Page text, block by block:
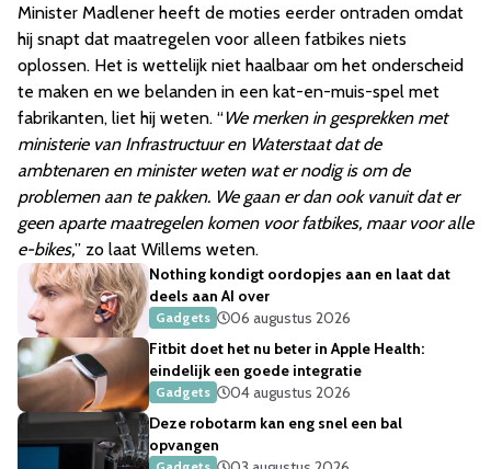
Minister Madlener heeft de moties eerder ontraden omdat
hij snapt dat maatregelen voor alleen fatbikes niets
oplossen. Het is wettelijk niet haalbaar om het onderscheid
te maken en we belanden in een kat-en-muis-spel met
fabrikanten, liet hij weten. “We merken in gesprekken met
ministerie van Infrastructuur en Waterstaat dat de
ambtenaren en minister weten wat er nodig is om de
problemen aan te pakken. We gaan er dan ook vanuit dat er
geen aparte maatregelen komen voor fatbikes, maar voor alle
e-bikes,” zo laat Willems weten.
Nothing kondigt oordopjes aan en laat dat
deels aan AI over
Gadgets
06 augustus 2026
Fitbit doet het nu beter in Apple Health:
eindelijk een goede integratie
Gadgets
04 augustus 2026
Deze robotarm kan eng snel een bal
opvangen